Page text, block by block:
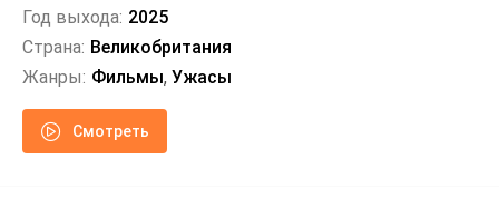
Год выхода: 2025
Страна: Великобритания
Жанры: Фильмы, Ужасы
Смотреть